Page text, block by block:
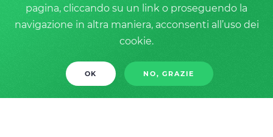
pagina, cliccando su un link o proseguendo la
navigazione in altra maniera, acconsenti all’uso dei
cookie.
OK NO, GRAZIE